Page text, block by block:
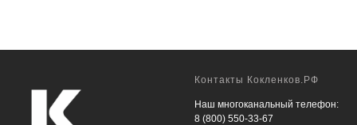
Контакты Кокленков.РФ
Наш многоканальный телефон:
8 (800) 550-33-67